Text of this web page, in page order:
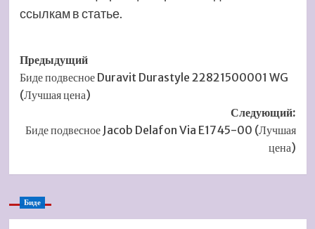
ссылкам в статье.
Навигация
записи
Предыдущий
Биде подвесное Duravit Durastyle 22821500001 WG
(Лучшая цена)
Следующий:
Биде подвесное Jacob Delafon Via E1745-00 (Лучшая
цена)
Биде